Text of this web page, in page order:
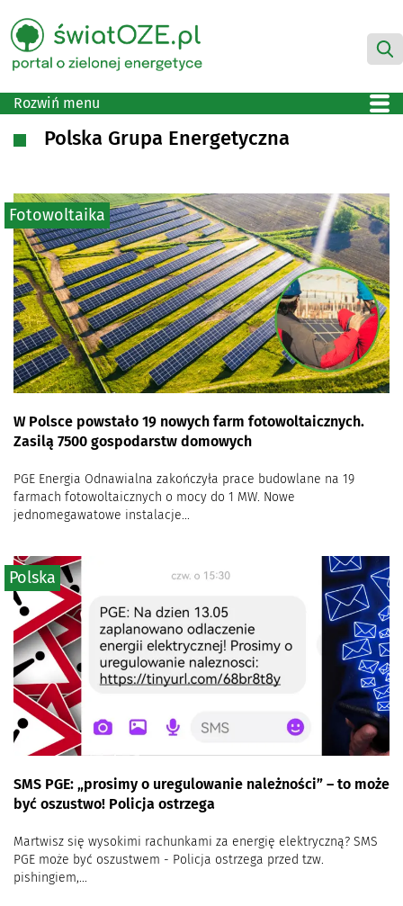
Rozwiń menu
Polska Grupa Energetyczna
W Polsce powstało 19 nowych farm fotowoltaicznych.
Zasilą 7500 gospodarstw domowych
PGE Energia Odnawialna zakończyła prace budowlane na 19
farmach fotowoltaicznych o mocy do 1 MW. Nowe
jednomegawatowe instalacje...
Fotowoltaika
SMS PGE: „prosimy o uregulowanie należności” – to może
być oszustwo! Policja ostrzega
Martwisz się wysokimi rachunkami za energię elektryczną? SMS
PGE może być oszustwem - Policja ostrzega przed tzw.
pishingiem,...
Polska